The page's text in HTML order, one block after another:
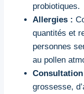
probiotiques.
Allergies :
quantités et
personnes
au pollen
grossesse,